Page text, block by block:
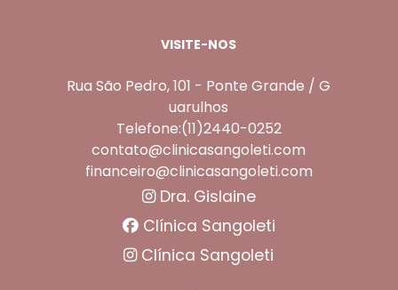
VISITE-NOS
Rua São Pedro, 101 - Ponte Grande / G
uarulhos
Telefone:(11)2440-0252
contato@clinicasangoleti.com
financeiro@clinicasangoleti.com
Dra. Gislaine
Clínica Sangoleti
Clínica Sangoleti